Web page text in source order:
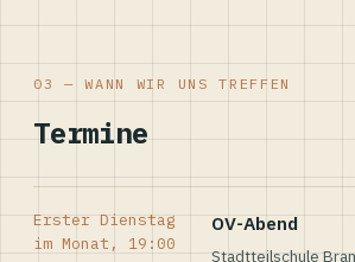
03 — WANN WIR UNS TREFFEN
Termine
Erster Dienstag
im Monat, 19:00
OV-Abend
Stadtteilschule